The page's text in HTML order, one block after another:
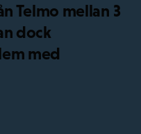
Telmo mellan 3
dock
med